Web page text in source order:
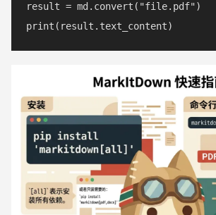
result = md.convert("file.pdf")